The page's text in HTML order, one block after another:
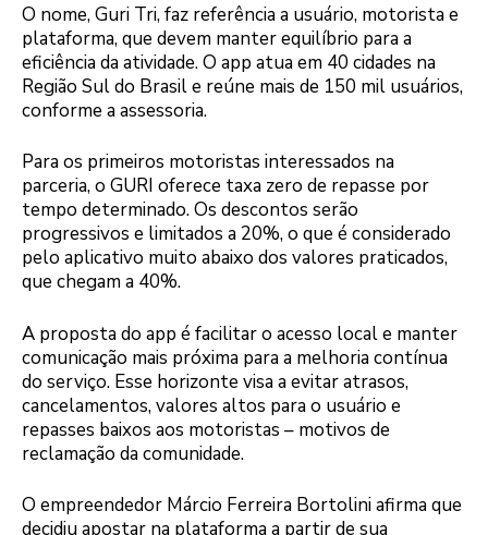
O nome, Guri Tri, faz referência a usuário, motorista e
plataforma, que devem manter equilíbrio para a
eficiência da atividade. O app atua em 40 cidades na
Região Sul do Brasil e reúne mais de 150 mil usuários,
conforme a assessoria.
Para os primeiros motoristas interessados na
parceria, o GURI oferece taxa zero de repasse por
tempo determinado. Os descontos serão
progressivos e limitados a 20%, o que é considerado
pelo aplicativo muito abaixo dos valores praticados,
que chegam a 40%.
A proposta do app é facilitar o acesso local e manter
comunicação mais próxima para a melhoria contínua
do serviço. Esse horizonte visa a evitar atrasos,
cancelamentos, valores altos para o usuário e
repasses baixos aos motoristas – motivos de
reclamação da comunidade.
O empreendedor Márcio Ferreira Bortolini afirma que
decidiu apostar na plataforma a partir de sua